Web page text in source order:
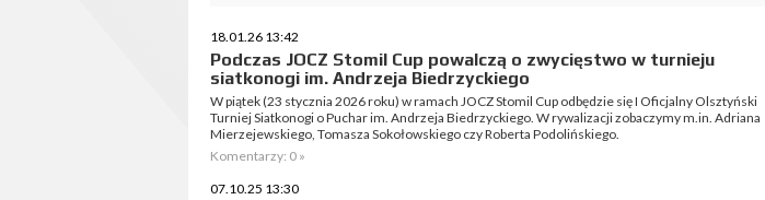
18.01.26 13:42
Podczas JOCZ Stomil Cup powalczą o zwycięstwo w turnieju
siatkonogi im. Andrzeja Biedrzyckiego
W piątek (23 stycznia 2026 roku) w ramach JOCZ Stomil Cup odbędzie się I Oficjalny Olsztyński
Turniej Siatkonogi o Puchar im. Andrzeja Biedrzyckiego. W rywalizacji zobaczymy m.in. Adriana
Mierzejewskiego, Tomasza Sokołowskiego czy Roberta Podolińskiego.
Komentarzy: 0 »
07.10.25 13:30